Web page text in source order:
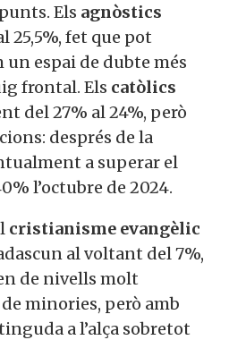
Els agnòstics
25,5%, fet que pot
espai de dubte més
frontal. Els catòlics
del 27% al 24%, però
després de la
a superar el
l’octubre de 2024.
cristianisme evangèlic
al voltant del 7%,
de nivells molt
minories, però amb
a l’alça sobretot